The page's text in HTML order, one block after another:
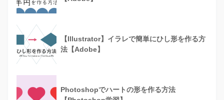
【Illustrator】イラレで簡単にひし形を作る方
法【Adobe】
Photoshopでハートの形を作る方法